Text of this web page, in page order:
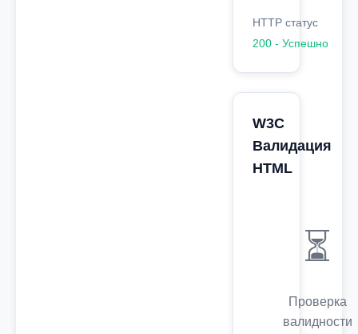
HTTP статус
200 - Успешно
W3C
Валидация
HTML
⏳
Проверка
валидности